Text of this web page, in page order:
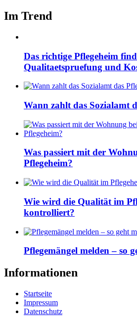
Im Trend
Das richtige Pflegeheim
Qualitaetspruefung und
Wann zahlt das Sozialamt
Was passiert mit der
Pflegeheim?
Wie wird die Qualität im
kontrolliert?
Pflegemängel melden – so
Informationen
Startseite
Impressum
Datenschutz